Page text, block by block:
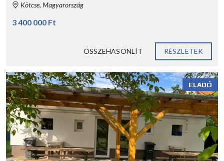
Kötcse, Magyarország
3 400 000 Ft
ÖSSZEHASONLÍT RÉSZLETEK
ELADÓ